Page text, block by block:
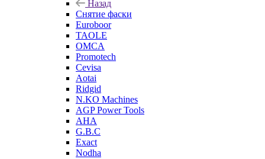
Назад
Снятие фаски
Euroboor
TAOLE
OMCA
Promotech
Cevisa
Aotai
Ridgid
N.KO Machines
AGP Power Tools
AHA
G.B.C
Exact
Nodha